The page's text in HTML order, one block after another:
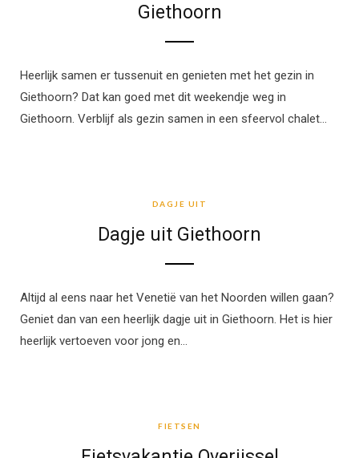
Giethoorn
Heerlijk samen er tussenuit en genieten met het gezin in
Giethoorn? Dat kan goed met dit weekendje weg in
Giethoorn. Verblijf als gezin samen in een sfeervol chalet…
DAGJE UIT
Dagje uit Giethoorn
Altijd al eens naar het Venetië van het Noorden willen gaan?
Geniet dan van een heerlijk dagje uit in Giethoorn. Het is hier
heerlijk vertoeven voor jong en…
FIETSEN